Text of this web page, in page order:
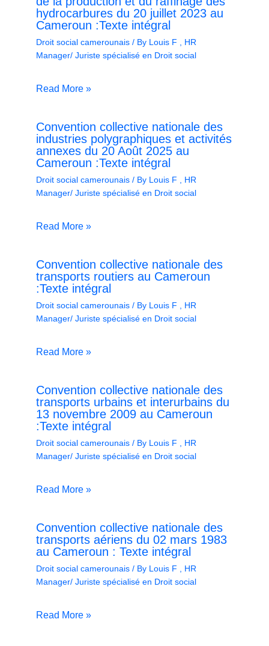
hydrocarbures du 20 juillet 2023 au
Cameroun :Texte intégral
Droit social camerounais / By Louis F , HR
Manager/ Juriste spécialisé en Droit social
Read More »
Convention collective nationale des
industries polygraphiques et activités
annexes du 20 Août 2025 au
Cameroun :Texte intégral
Droit social camerounais / By Louis F , HR
Manager/ Juriste spécialisé en Droit social
Read More »
Convention collective nationale des
transports routiers au Cameroun
:Texte intégral
Droit social camerounais / By Louis F , HR
Manager/ Juriste spécialisé en Droit social
Read More »
Convention collective nationale des
transports urbains et interurbains du
13 novembre 2009 au Cameroun
:Texte intégral
Droit social camerounais / By Louis F , HR
Manager/ Juriste spécialisé en Droit social
Read More »
Convention collective nationale des
transports aériens du 02 mars 1983
au Cameroun : Texte intégral
Droit social camerounais / By Louis F , HR
Manager/ Juriste spécialisé en Droit social
Read More »